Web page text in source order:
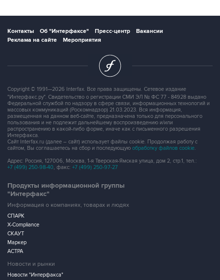
Контакты Об "Интерфаксе" Пресс-центр
Вакансии
Реклама на сайте
Мероприятия
Copyright © 1991—2026 Interfax. Все права защищены. Сетевое издание
"Интерфакс.ру". Свидетельство о регистрации СМИ ЭЛ № ФС 77 - 84928 выдано
Федеральной службой по надзору в сфере связи, информационных технологий и
массовых коммуникаций (Роскомнадзор) 21.03.2023. Вся информация,
размещенная на данном веб-сайте, предназначена только для персонального
пользования и не подлежит дальнейшему воспроизведению и/или
распространению в какой-либо форме, иначе как с письменного разрешения
Интерфакса.
Сайт Interfax.ru (далее – сайт) использует файлы cookie. Продолжая работу с
сайтом, Вы соглашаетесь на сбор и последующую обработку файлов cookie.
Адрес: Россия, 127006, Москва, 1-я Тверская-Ямская улица, дом 2, стр.1, тел.:
+7 (499) 250-98-40, факс: +7 (499) 250-97-27
Продукты информационной группы
"Интерфакс"
Информация о компаниях, товарах и людях
СПАРК
X-Compliance
СКАУТ
Маркер
АСТРА
Новости и рынки
Новости "Интерфакса"